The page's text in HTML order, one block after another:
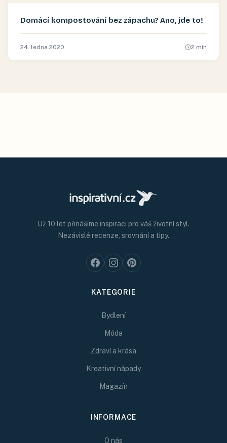
Domácí kompostování bez zápachu? Ano, jde to!
24. ledna 2020 2 min
Už 10 let přinášíme inspiraci pro váš životní styl.
Nezávislé recenze, srovnání a tipy.
KATEGORIE
Bydlení
Móda
Zdraví a krása
Kreativní nápady
Magazín
INFORMACE
O nás